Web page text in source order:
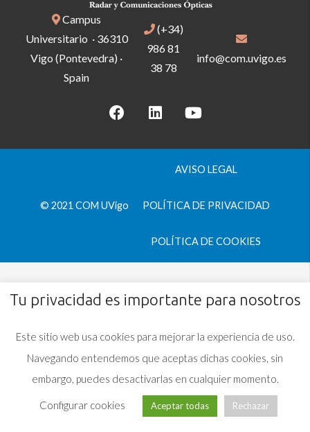
Campus
Universitario · 36310
Vigo (Pontevedra) ·
Spain
(+34)
986 81
38 78
info@com.uvigo.es
© 2021 COM UVigo
AVISO LEGAL
POLÍTICA DE PRIVACIDAD
POLÍTICA DE COOKIES
Tu privacidad es importante para nosotros
Este sitio web usa cookies para mejorar la experiencia de uso.
Navegando entendemos que aceptas dichas cookies, sin
embargo, puedes desactivarlas en cualquier momento.
Configurar cookies Aceptar todas Rechazar